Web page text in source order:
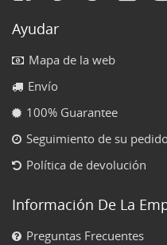
Ayudar
Mapa de la web
Envío
100% Guarantee
Seguimiento de su
Política de devolución
Información De La
Preguntas Frecuentes